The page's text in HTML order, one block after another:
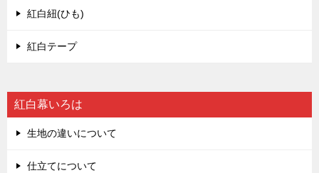
紅白紐(ひも)
紅白テープ
紅白幕いろは
生地の違いについて
仕立てについて